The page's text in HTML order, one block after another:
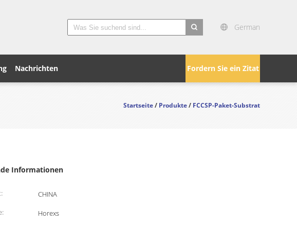
German
Fordern Sie ein Zitat
Nachrichten
Startseite/Produkte/FCCSP-Paket-Substrat
Informationen
CHINA
Horexs